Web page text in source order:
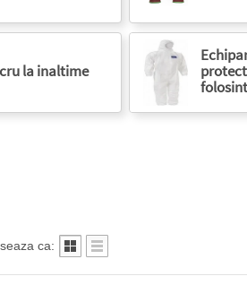
la inaltime
ca: